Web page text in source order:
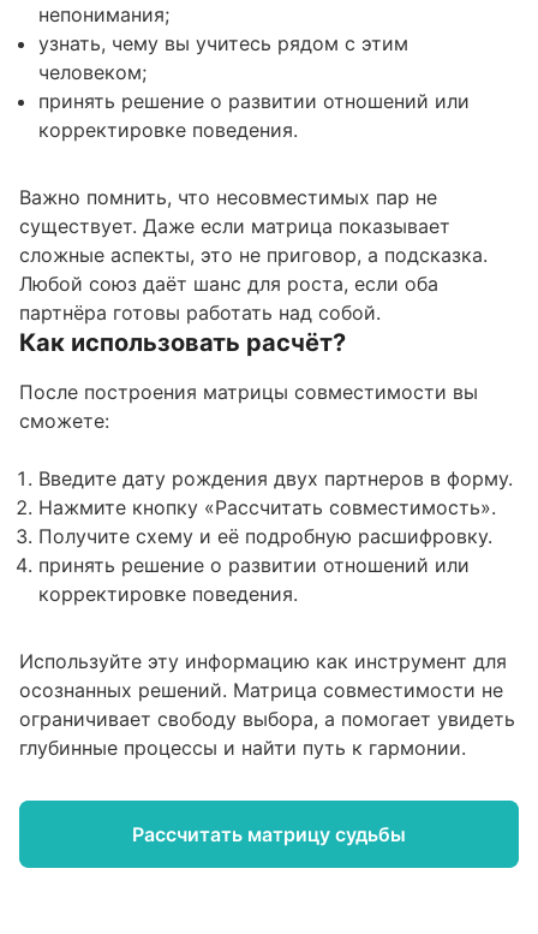
непонимания;
узнать, чему вы учитесь рядом с этим
человеком;
принять решение о развитии отношений или
корректировке поведения.
Важно помнить, что несовместимых пар не
существует. Даже если матрица показывает
сложные аспекты, это не приговор, а подсказка.
Любой союз даёт шанс для роста, если оба
партнёра готовы работать над собой.
Как использовать расчёт?
После построения матрицы совместимости вы
сможете:
Введите дату рождения двух партнеров в форму.
Нажмите кнопку «Рассчитать совместимость».
Получите схему и её подробную расшифровку.
принять решение о развитии отношений или
корректировке поведения.
Используйте эту информацию как инструмент для
осознанных решений. Матрица совместимости не
ограничивает свободу выбора, а помогает увидеть
глубинные процессы и найти путь к гармонии.
Рассчитать матрицу судьбы